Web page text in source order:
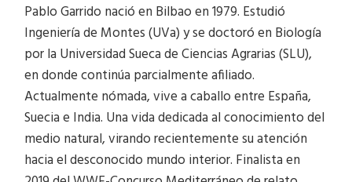
Pablo Garrido nació en Bilbao en 1979. Estudió
Ingeniería de Montes (UVa) y se doctoró en Biología
por la Universidad Sueca de Ciencias Agrarias (SLU),
en donde continúa parcialmente afiliado.
Actualmente nómada, vive a caballo entre España,
Suecia e India. Una vida dedicada al conocimiento del
medio natural, virando recientemente su atención
hacia el desconocido mundo interior. Finalista en